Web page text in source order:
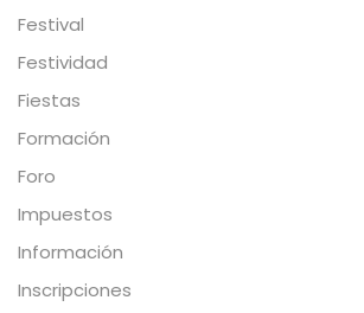
Festival
Festividad
Fiestas
Formación
Foro
Impuestos
Información
Inscripciones